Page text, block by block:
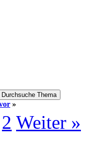
»
2 Weiter »